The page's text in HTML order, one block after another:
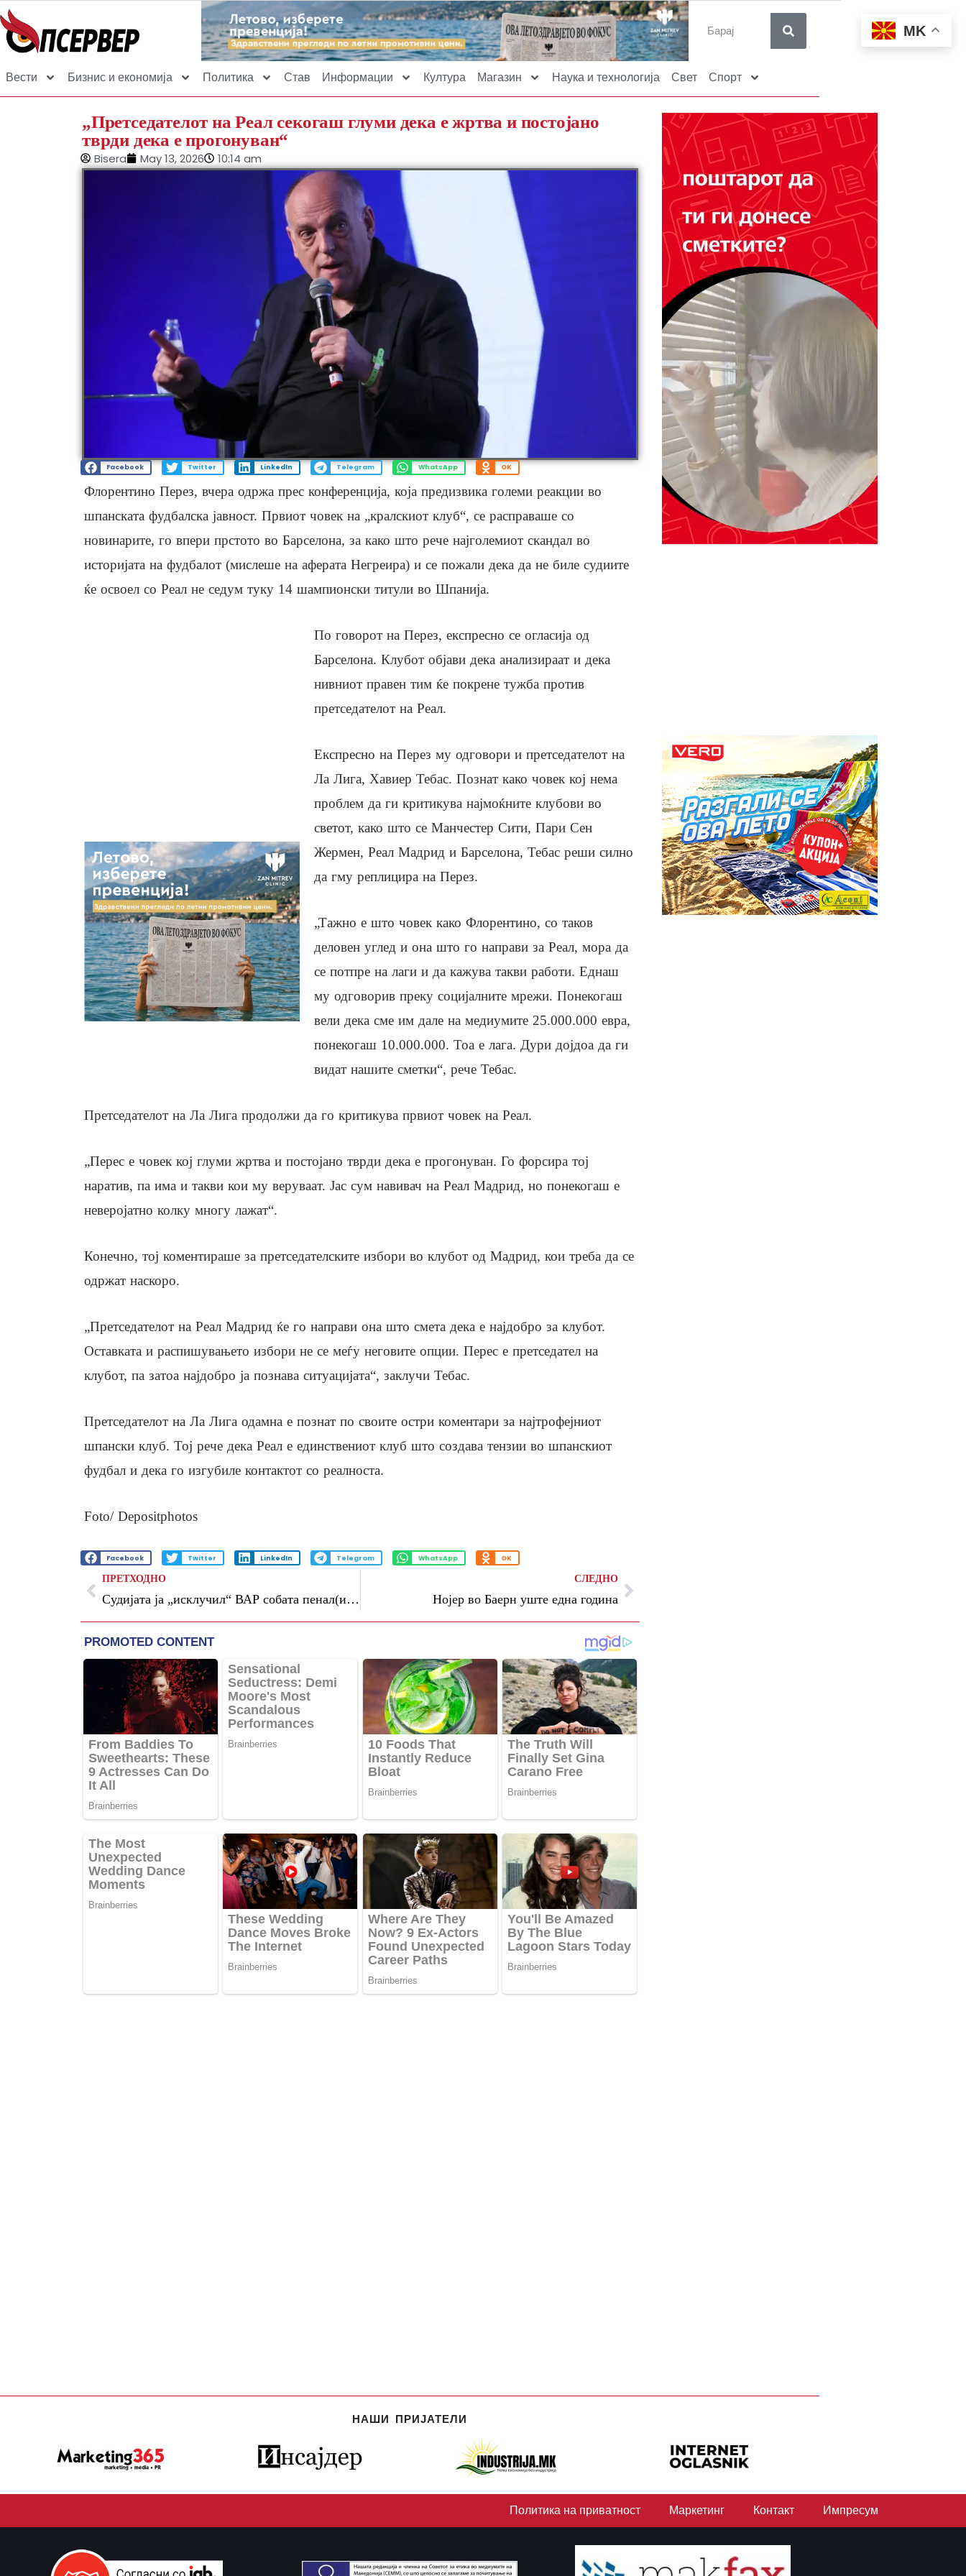
Вести Бизнис и економија Политика Став Информации Култура Магазин Наука и технологија Свет Спорт
„Претседателот на Реал секогаш глуми дека е жртва и постојано
тврди дека е прогонуван“
Bisera May 13, 2026 10:14 am
Facebook Twitter LinkedIn Telegram WhatsApp OK
Флорентино Перез, вчера одржа прес конференција, која предизвика големи реакции во
шпанската фудбалска јавност. Првиот човек на „кралскиот клуб“, се расправаше со
новинарите, го впери прстото во Барселона, за како што рече најголемиот скандал во
историјата на фудбалот (мислеше на аферата Негреира) и се пожали дека да не биле судиите
ќе освоел со Реал не седум туку 14 шампионски титули во Шпанија.
По говорот на Перез, експресно се огласија од
Барселона. Клубот објави дека анализираат и дека
нивниот правен тим ќе покрене тужба против
претседателот на Реал.
Експресно на Перез му одговори и претседателот на
Ла Лига, Хавиер Тебас. Познат како човек кој нема
проблем да ги критикува најмоќните клубови во
светот, како што се Манчестер Сити, Пари Сен
Жермен, Реал Мадрид и Барселона, Тебас реши силно
да гму реплицира на Перез.
„Тажно е што човек како Флорентино, со таков
деловен углед и она што го направи за Реал, мора да
се потпре на лаги и да кажува такви работи. Еднаш
му одговорив преку социјалните мрежи. Понекогаш
вели дека сме им дале на медиумите 25.000.000 евра,
понекогаш 10.000.000. Тоа е лага. Дури дојдоа да ги
видат нашите сметки“, рече Тебас.
Претседателот на Ла Лига продолжи да го критикува првиот човек на Реал.
„Перес е човек кој глуми жртва и постојано тврди дека е прогонуван. Го форсира тој
наратив, па има и такви кои му веруваат. Јас сум навивач на Реал Мадрид, но понекогаш е
неверојатно колку многу лажат“.
Конечно, тој коментираше за претседателските избори во клубот од Мадрид, кои треба да се
одржат наскоро.
„Претседателот на Реал Мадрид ќе го направи она што смета дека е најдобро за клубот.
Оставката и распишувањето избори не се меѓу неговите опции. Перес е претседател на
клубот, па затоа најдобро ја познава ситуацијата“, заклучи Тебас.
Претседателот на Ла Лига одамна е познат по своите остри коментари за најтрофејниот
шпански клуб. Тој рече дека Реал е единствениот клуб што создава тензии во шпанскиот
фудбал и дека го изгубиле контактот со реалноста.
Foto/ Depositphotos
Facebook Twitter LinkedIn Telegram WhatsApp OK
ПРЕТХОДНО
Судијата ја „исклучил“ ВАР собата пенал(ите) за Вест Хем
СЛЕДНО
Нојер во Баерн уште една година
НАШИ ПРИЈАТЕЛИ
Политика на приватност Маркетинг Контакт Импресум
MK